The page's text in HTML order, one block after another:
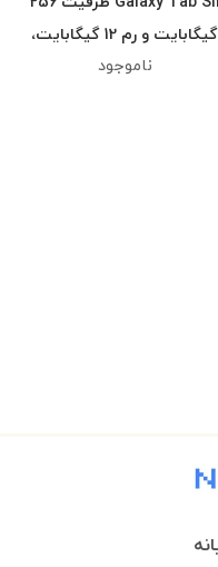
گیگابایت و رم 12 گیگابایت،
قابلیت پشتیبانی از سیم
ناموجود